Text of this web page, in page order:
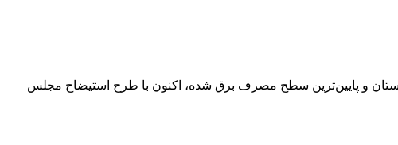
و پایین‌ترین سطح مصرف برق شده، اکنون با طرح استیضاح مجلس